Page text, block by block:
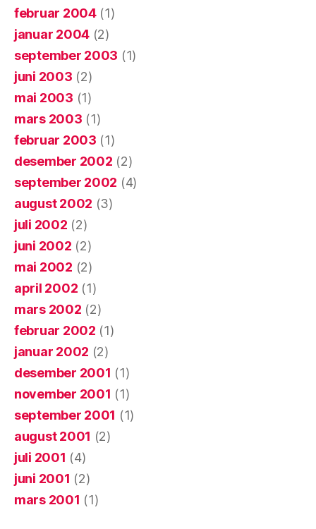
februar 2004(1)
januar 2004 (2)
september 2003 (1)
juni 2003 (2)
mai 2003 (1)
mars 2003 (1)
februar 2003 (1)
desember 2002 (2)
september 2002 (4)
august 2002 (3)
juli 2002 (2)
juni 2002 (2)
mai 2002 (2)
april 2002 (1)
mars 2002 (2)
februar 2002 (1)
januar 2002 (2)
desember 2001 (1)
november 2001 (1)
september 2001 (1)
august 2001 (2)
juli 2001 (4)
juni 2001 (2)
mars 2001 (1)